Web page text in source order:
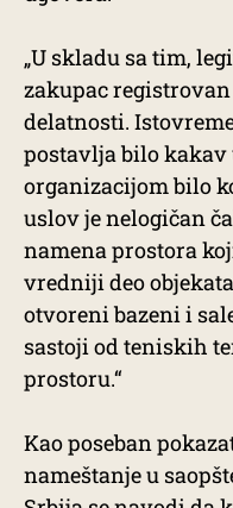
„U skladu sa tim,
zakupac
delatnosti.
postavlja bilo kakav
organizacijom bilo
uslov je nelogičan
namena prostora
vredniji deo
otvoreni bazeni i
sastoji od teniskih
prostoru.“
Kao poseban
nameštanje u